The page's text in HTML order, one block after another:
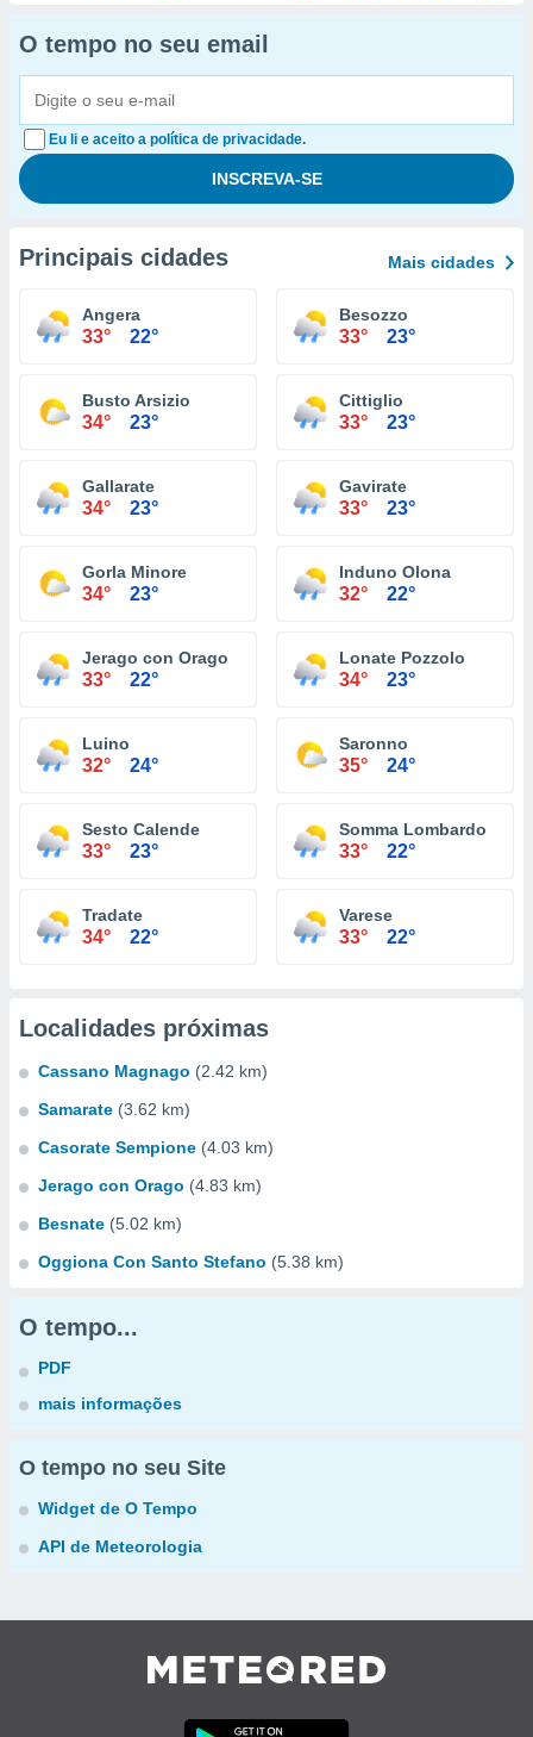
O tempo no seu email
Eu li e aceito a política de privacidade.
Principais cidades Mais cidades
Angera
33° 22°
Besozzo
33° 23°
Busto Arsizio
34° 23°
Cittiglio
33° 23°
Gallarate
34° 23°
Gavirate
33° 23°
Gorla Minore
34° 23°
Induno Olona
32° 22°
Jerago con Orago
33° 22°
Lonate Pozzolo
34° 23°
Luino
32° 24°
Saronno
35° 24°
Sesto Calende
33° 23°
Somma Lombardo
33° 22°
Tradate
34° 22°
Varese
33° 22°
Localidades próximas
Cassano Magnago (2.42 km)
Samarate (3.62 km)
Casorate Sempione (4.03 km)
Jerago con Orago (4.83 km)
Besnate (5.02 km)
Oggiona Con Santo Stefano (5.38 km)
O tempo...
PDF
mais informações
O tempo no seu Site
Widget de O Tempo
API de Meteorologia